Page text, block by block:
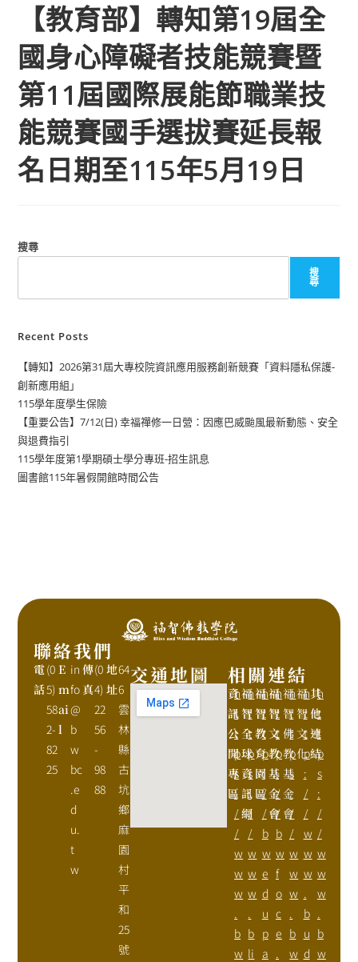
【教育部】轉知第19屆全
國身心障礙者技能競賽暨
第11屆國際展能節職業技
能競賽國手選拔賽延長報
名日期至115年5月19日
搜尋
搜
尋
Recent Posts
【轉知】2026第31屆大專校院資訊應用服務創新競賽「資料隱私保護-
創新應用組」
115學年度學生保險
【重要公告】7/12(日) 幸福禪修一日營：因應巴威颱風最新動態、安全
與退費指引
115學年度第1學期碩士學分專班-招生訊息
圖書館115年暑假開館時間公告
聯絡我們
電
話
(0
5)
58
2-
82
25
E
m
ai
l
in
fo
@
b
w
bc
.e
d
u.
t
w
傳
真
(0
4)
22
56
-
98
88
地
址
64
6
雲
林
縣
古
坑
鄉
麻
園
村
平
和
25
號
交通地圖 相關連結
資
訊
公
開
專
區
h
t
t
p
s
:
/
/
w
w
w
.
b
w
福
智
全
球
資
訊
網
h
t
t
p
s
:
/
/
w
w
w
.
b
li
福
智
教
育
園
區
h
t
t
p
:
/
/
b
w
e
d
u
p
a
福
智
文
教
基
金
會
h
t
t
p
:
/
/
b
w
f
o
c
e
.
福
智
佛
教
基
金
會
h
t
t
p
s
:
/
/
w
w
w
.
b
w
福
智
文
化
h
t
t
p
:
/
/
w
w
w
.
b
u
d
其
他
連
結
h
t
t
p
s
:
/
/
w
w
w
.
b
w